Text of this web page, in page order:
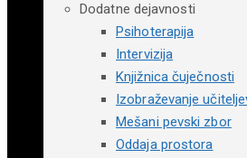
Dodatne dejavnosti
Psihoterapija
Intervizija
Knjižnica čuječnosti
Izobraževanje
Mešani pevski zbor
Oddaja prostora